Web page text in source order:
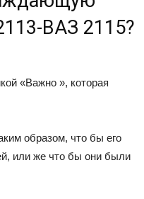
ВАЗ 2115?
«Важно », которая
образом, что бы его
или же что бы они были